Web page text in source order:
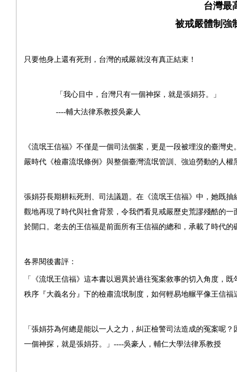
台灣最
被戒嚴體制強
只要他身上還有死刑，台灣的戒嚴就沒有真正結束！
「我心目中，台灣只有一個神探，就是張娟芬。」
----輔大法律系教授吳豪人
《流氓王信福》不僅是一個司法個案，更是一段被埋沒的臺灣
嚴時代《檢肅流氓條例》與整個臺灣流氓管訓、強迫勞動的人權
張娟芬長期耕耘死刑、司法議題。在《流氓王信福》中，她既
觀地再現了時代與社會背景，令我們看見戒嚴歷史荒謬殘酷的一
於開口。老去的王信福是前面所有王信福的總和，承載了時代的
各界閱後書評：
「
《流氓王信福》這本書以迥異於過往冤案敘事的切入角度，
秩序『大義名分』下的檢肅流氓制度，如何輕易地輾平像王信福
「 張娟芬為何總是能以一人之力，糾正檢警司法造成的冤案呢
一個神探，就是張娟芬。
」 ----吳豪人，輔仁大學法律系教授